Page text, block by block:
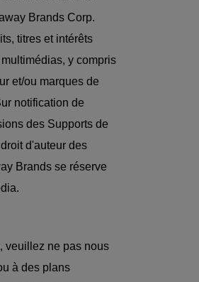
Brands Corp.
titres et intérêts
y compris
et/ou marques de
notification de
des Supports de
d'auteur des
Brands se réserve
veuillez ne pas nous
à des plans